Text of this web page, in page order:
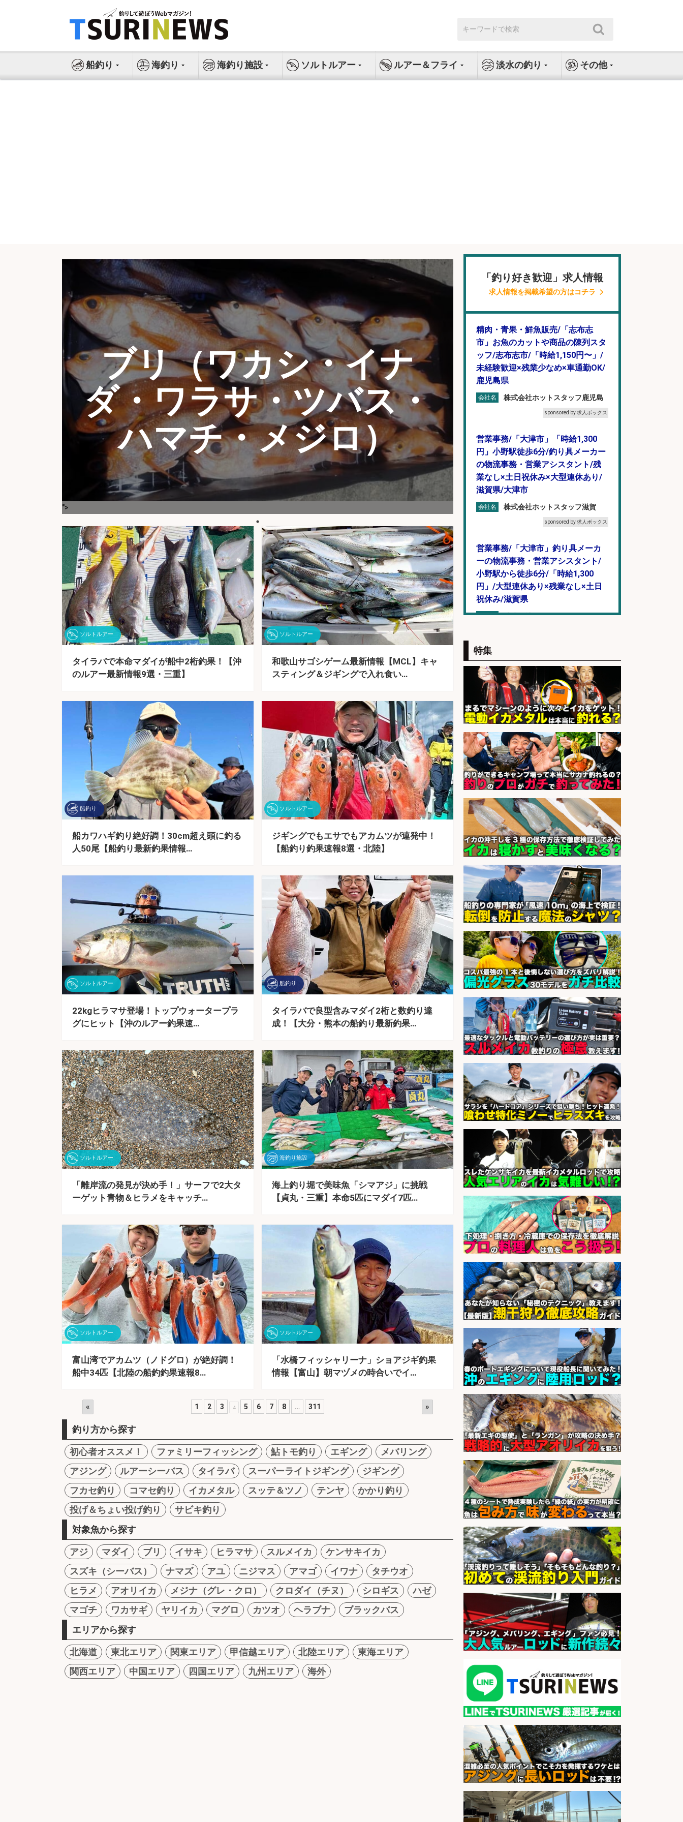
ス
索:
船釣り 海釣り 海釣り施設 ソルトルアー ルアー＆フライ 淡水の釣り その他
ブリ（ワカシ・イナ
ダ・ワラサ・ツバス・
ハマチ・メジロ）
">
ソルトルアー
タイラバで本命マダイが船中2桁釣果！【沖
のルアー最新情報9選・三重】
ソルトルアー
和歌山サゴシゲーム最新情報【MCL】キャ
スティング＆ジギングで入れ食い…
船釣り
船カワハギ釣り絶好調！30cm超え頭に釣る
人50尾【船釣り最新釣果情報…
ソルトルアー
ジギングでもエサでもアカムツが連発中！
【船釣り釣果速報8選・北陸】
ソルトルアー
22kgヒラマサ登場！トップウォータープラ
グにヒット【沖のルアー釣果速…
船釣り
タイラバで良型含みマダイ2桁と数釣り達
成！【大分・熊本の船釣り最新釣果…
ソルトルアー
「離岸流の発見が決め手！」サーフで2大タ
ーゲット青物＆ヒラメをキャッチ…
海釣り施設
海上釣り堀で美味魚「シマアジ」に挑戦
【貞丸・三重】本命5匹にマダイ7匹…
ソルトルアー
富山湾でアカムツ（ノドグロ）が絶好調！
船中34匹【北陸の船釣釣果速報8…
ソルトルアー
「水橋フィッシャリーナ」ショアジギ釣果
情報【富山】朝マヅメの時合いでイ…
« 1 2 3 4 5 6 7 8 … 311 »
釣り方から探す
初心者オススメ！ ファミリーフィッシング 鮎トモ釣り エギング
メバリング
アジング
ルアーシーバス タイラバ スーパーライトジギング
ジギング
フカセ釣り
コマセ釣り イカメタル スッテ＆ツノ テンヤ
かかり釣り
投げ＆ちょい投げ釣り
サビキ釣り
対象魚から探す
アジ マダイ ブリ イサキ ヒラマサ スルメイカ
ケンサキイカ
スズキ（シーバス）
ナマズ アユ ニジマス アマゴ イワナ
タチウオ
ヒラメ
アオリイカ メジナ（グレ・クロ） クロダイ（チヌ） シロギス
ハゼ
マゴチ
ワカサギ ヤリイカ マグロ カツオ ヘラブナ
ブラックバス
エリアから探す
北海道 東北エリア 関東エリア 甲信越エリア 北陸エリア
東海エリア
関西エリア
中国エリア 四国エリア 九州エリア 海外
「釣り好き歓迎」求人情報
求人情報を掲載希望の方はコチラ
精肉・青果・鮮魚販売/「志布志
市」お魚のカットや商品の陳列スタ
ッフ/志布志市/「時給1,150円〜」/
未経験歓迎×残業少なめ×車通勤OK/
鹿児島県
会社名 株式会社ホットスタッフ鹿児島
sponsored by 求人ボックス
営業事務/「大津市」「時給1,300
円」小野駅徒歩6分/釣り具メーカー
の物流事務・営業アシスタント/残
業なし×土日祝休み×大型連休あり/
滋賀県/大津市
会社名 株式会社ホットスタッフ滋賀
sponsored by 求人ボックス
営業事務/「大津市」釣り具メーカ
ーの物流事務・営業アシスタント/
小野駅から徒歩6分/「時給1,300
円」/大型連休あり×残業なし×土日
祝休み/滋賀県
会社名 株式会社ホットスタッフ滋賀
営業事務/「大津市」「時給1,300
円」小野駅から徒歩6分/釣り具メー
カーの物流事務・営業アシスタン
ト/残業なし×土日祝休み×大型連休
あり/滋賀県/大津市
会社名 株式会社ホットスタッフ滋賀
sponsored by 求人ボックス
日払いOKで即日収入/販売スタッフ/
「調理なし・軽作業スタート」お魚
のパック詰め&品出し/週4日から勤
務OK/希望休が取得できる/広島県
会社名 株式会社ホットスタッフ五日市
sponsored by 求人ボックス
日払いOKで即日収入/製造スタッフ/
「広島市佐伯区」「時給1,200
円〜」日払いあり/広島市佐伯区内
でお魚のパック詰めや品出し業務/
車通勤OK×未経験歓迎×残業少なめ/
会社名 株式会社ホットスタッフ五日市
sponsored by 求人ボックス
精肉・青果・鮮魚販売/「志布志
市」「時給1,150円〜」志布志市で
お魚のカットや商品の陳列業務/時
間選べる×未経験歓迎×残業少なめ/
鹿児島県/志布志市
会社名 株式会社ホットスタッフ鹿児島
sponsored by 求人ボックス
日払いOKで即日収入/製造スタッフ/
「広島市佐伯区」お魚のパック詰め
や品出し業務/広島市佐伯区内/「時
給1,200円〜」日払い可/残業少なめ
×週4日〜OK×車通勤OK
会社名 株式会社ホットスタッフ五日市
sponsored by 求人ボックス
小型軽量部品のライン組立/入社祝
金10万円 自転車部品や釣り具の組
立/堺市堺区の工場 未経験歓迎/土日
祝休みで年間休日126日・日払い
OK/高額・高収入/土日休み
会社名
パーソルファクトリーパートナ
ーズ株式会社
sponsored by 求人ボックス
日払いOKで即日収入/製造スタッフ/
「広島市佐伯区」お魚のパック詰め
や品出しスタッフ/広島市佐伯区周
辺/「時給1,200円〜」日払い可/未経
験歓迎×残業少なめ×週4日〜OK
sponsored by 求人ボックス
さらに求人情報を見る
特集